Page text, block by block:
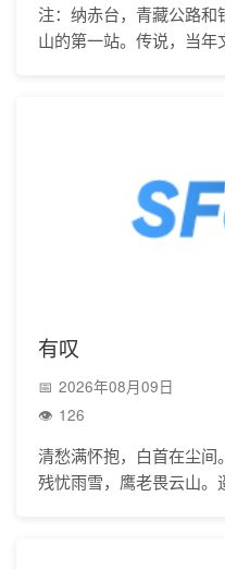
注：纳赤台，青藏公路
山的第一站。传说，当
有叹
2026年08月09日
126
清愁满怀抱，白首在尘
残忧雨雪，鹰老畏云山。